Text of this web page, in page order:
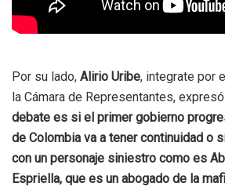
Por su lado, Alirio Uribe, integrate por
la Cámara de Representantes,
debate es si el primer gobierno
de Colombia va a tener continuidad o
con un personaje siniestro como es
Espriella, que es un abogado de la